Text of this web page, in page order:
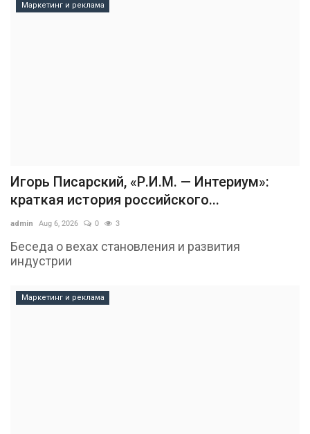
Маркетинг и реклама
Игорь Писарский, «Р.И.М. — Интериум»:
краткая история российского...
admin Aug 6, 2026 0 3
Беседа о вехах становления и развития
индустрии
Маркетинг и реклама